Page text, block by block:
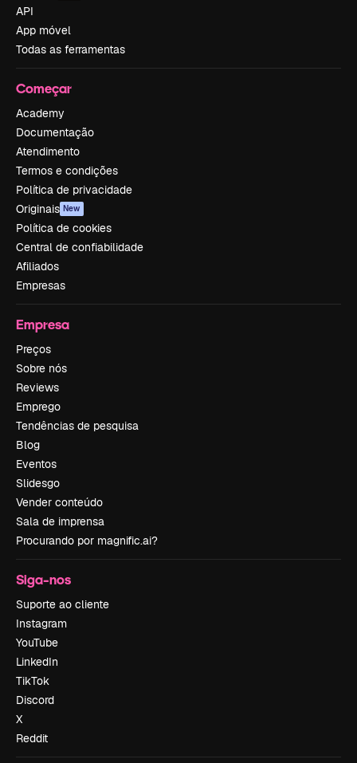
API
App móvel
Todas as ferramentas
Começar
Academy
Documentação
Atendimento
Termos e condições
Política de privacidade
Originais New
Política de cookies
Central de confiabilidade
Afiliados
Empresas
Empresa
Preços
Sobre nós
Reviews
Emprego
Tendências de pesquisa
Blog
Eventos
Slidesgo
Vender conteúdo
Sala de imprensa
Procurando por magnific.ai?
Siga-nos
Suporte ao cliente
Instagram
YouTube
LinkedIn
TikTok
Discord
X
Reddit